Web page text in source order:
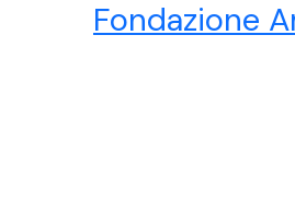
Fondazione